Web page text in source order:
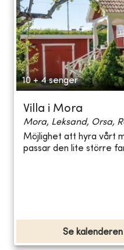
10 + 4 senger
Villa i Mora
Mora, Leksand, Orsa,
Möjlighet att hyra vårt
passar den lite större
Se